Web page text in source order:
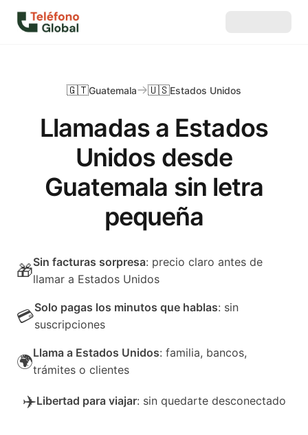
Llamadas a Estados
Unidos desde
Guatemala sin letra
pequeña
🇬🇹Guatemala 🇺🇸Estados Unidos
🎁Sin facturas sorpresa: precio claro antes de
llamar a Estados Unidos
💳Solo pagas los minutos que hablas: sin
suscripciones
🌍Llama a Estados Unidos: familia, bancos,
trámites o clientes
✈️Libertad para viajar: sin quedarte desconectado